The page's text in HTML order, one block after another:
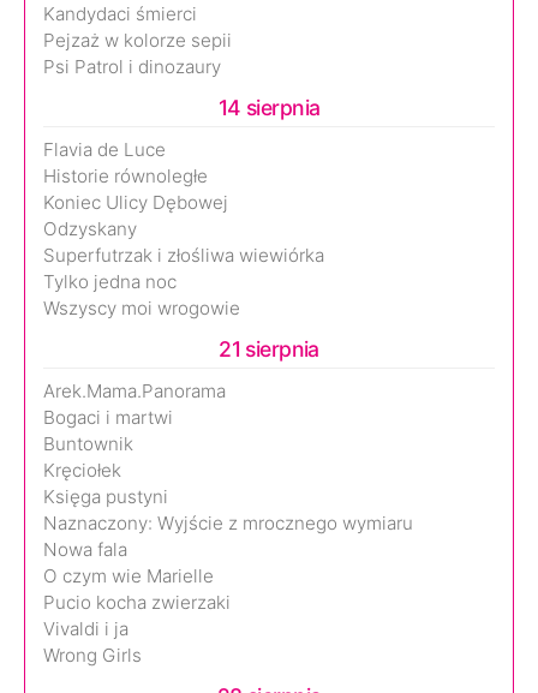
Kandydaci śmierci
Pejzaż w kolorze sepii
Psi Patrol i dinozaury
14 sierpnia
Flavia de Luce
Historie równoległe
Koniec Ulicy Dębowej
Odzyskany
Superfutrzak i złośliwa wiewiórka
Tylko jedna noc
Wszyscy moi wrogowie
21 sierpnia
Arek.Mama.Panorama
Bogaci i martwi
Buntownik
Kręciołek
Księga pustyni
Naznaczony: Wyjście z mrocznego wymiaru
Nowa fala
O czym wie Marielle
Pucio kocha zwierzaki
Vivaldi i ja
Wrong Girls